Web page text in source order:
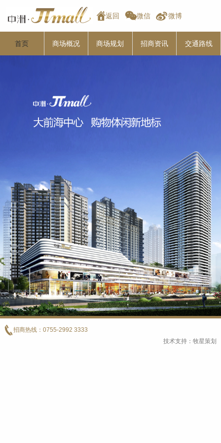
返回 微信 微博
首页 商场概况 商场规划 招商资讯 交通路线
招商热线： 0755-2992 3333
技术支持：牧星策划